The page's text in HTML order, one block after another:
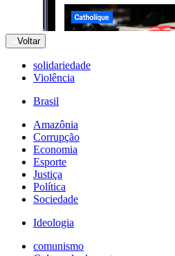
Voltar
solidariedade
Violência
Brasil
Amazônia
Corrupção
Economia
Esporte
Justiça
Política
Sociedade
Ideologia
comunismo